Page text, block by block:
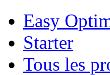
Easy
Starter
Tous les